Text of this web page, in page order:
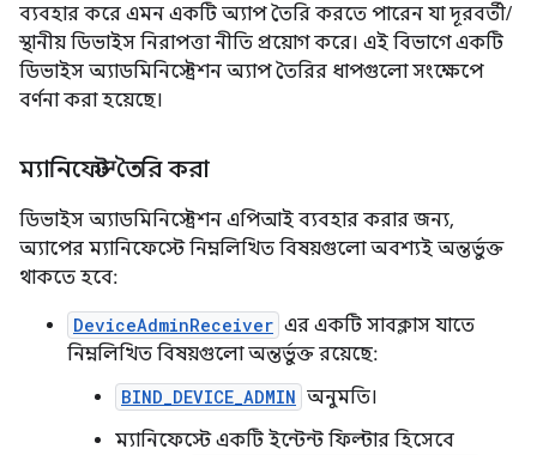
ব্যবহার করে এমন একটি অ্যাপ তৈরি করতে পারেন যা দূরবর্তী/
স্থানীয় ডিভাইস নিরাপত্তা নীতি প্রয়োগ করে। এই বিভাগে একটি
ডিভাইস অ্যাডমিনিস্ট্রেশন অ্যাপ তৈরির ধাপগুলো সংক্ষেপে
বর্ণনা করা হয়েছে।
ম্যানিফেস্ট তৈরি করা
ডিভাইস অ্যাডমিনিস্ট্রেশন এপিআই ব্যবহার করার জন্য,
অ্যাপের ম্যানিফেস্টে নিম্নলিখিত বিষয়গুলো অবশ্যই অন্তর্ভুক্ত
থাকতে হবে:
DeviceAdminReceiver এর একটি সাবক্লাস যাতে
নিম্নলিখিত বিষয়গুলো অন্তর্ভুক্ত রয়েছে:
BIND_DEVICE_ADMIN অনুমতি।
ম্যানিফেস্টে একটি ইন্টেন্ট ফিল্টার হিসেবে